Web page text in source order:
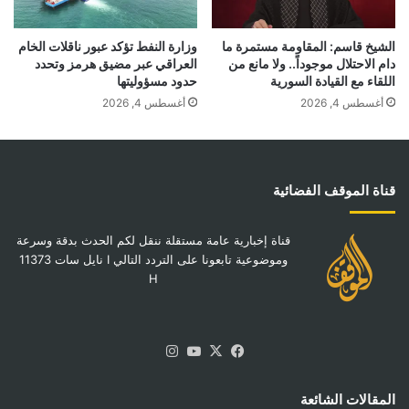
الشيخ قاسم: المقاومة مستمرة ما
دام الاحتلال موجوداً.. ولا مانع من
اللقاء مع القيادة السورية
أغسطس 4, 2026
وزارة النفط تؤكد عبور ناقلات الخام
العراقي عبر مضيق هرمز وتحدد
حدود مسؤوليتها
أغسطس 4, 2026
قناة الموقف الفضائية
قناة إخبارية عامة مستقلة ننقل لكم الحدث بدقة وسرعة
وموضوعية تابعونا على التردد التالي I نايل سات 11373
H
فيسبوك
‫X
‫YouTube
المقالات الشائعة